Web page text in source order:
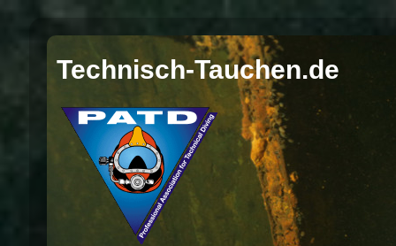
Technisch-Tauchen.de